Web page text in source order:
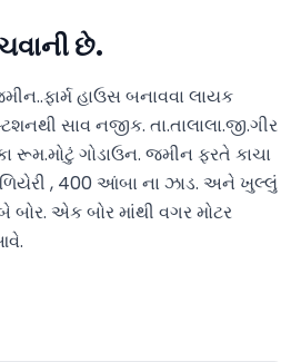
છે.
હાઉસ બનાવવા લાયક
સાવ નજીક. તા.તાલાલા.જી.ગીર
રૂમ.મોટું ગોડાઉન. જમીન ફરતે કાચા
, 400 આંબા ના ઝાડ. અને ખુલ્લું
એક બોર માંથી વગર મોટર